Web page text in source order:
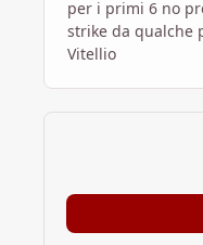
per i primi 6 no
strike da qualche
Vitellio